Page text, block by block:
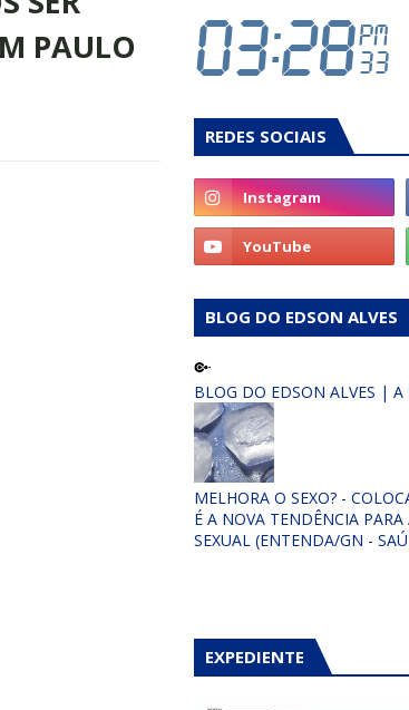
PAULO
REDES SOCIAIS
BLOG DO EDSON ALVES
BLOG DO EDSON ALVES |
MELHORA O SEXO? -
É A NOVA TENDÊNCIA
SEXUAL (ENTENDA/GN -
EXPEDIENTE